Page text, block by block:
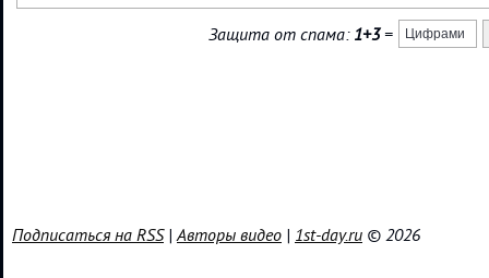
Защита от спама: 1+3=
Подписаться на RSS|Авторы видео | 1st-day.ru © 2026